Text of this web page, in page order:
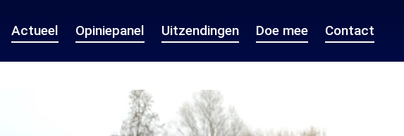
Actueel Opiniepanel Uitzendingen Doe mee Contact